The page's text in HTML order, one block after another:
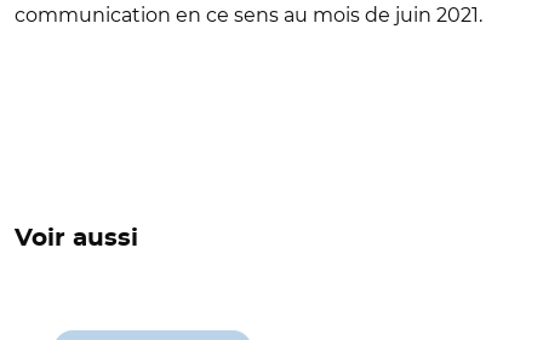
communication en ce sens au mois de juin 2021.
Voir aussi